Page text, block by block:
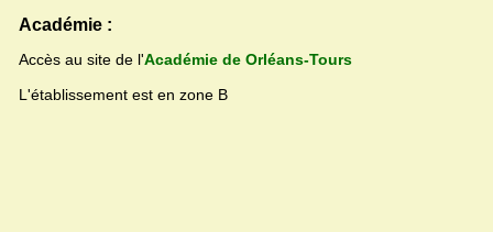
Académie :
Accès au site de l'Académie de Orléans-Tours
L'établissement est en zone B